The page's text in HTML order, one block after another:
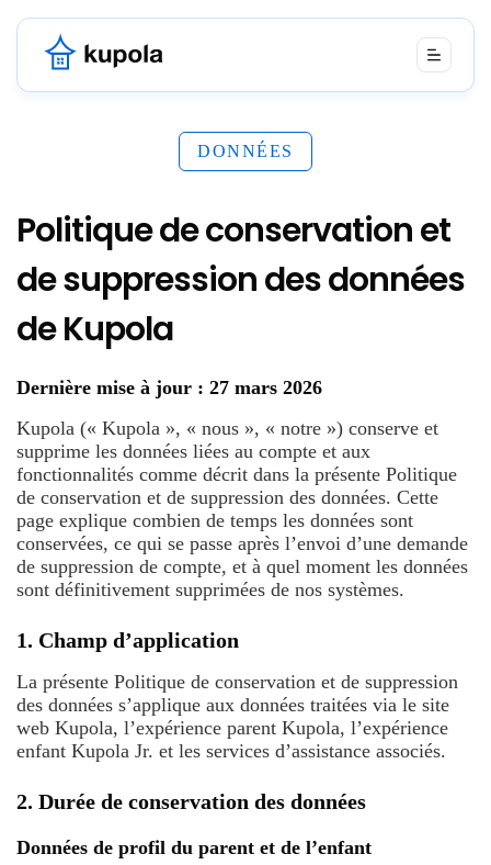
DONNÉES
Politique de conservation et
de suppression des données
de Kupola
Dernière mise à jour : 27 mars 2026
Kupola (« Kupola », « nous », « notre ») conserve et
supprime les données liées au compte et aux
fonctionnalités comme décrit dans la présente Politique
de conservation et de suppression des données. Cette
page explique combien de temps les données sont
conservées, ce qui se passe après l’envoi d’une demande
de suppression de compte, et à quel moment les données
sont définitivement supprimées de nos systèmes.
1. Champ d’application
La présente Politique de conservation et de suppression
des données s’applique aux données traitées via le site
web Kupola, l’expérience parent Kupola, l’expérience
enfant Kupola Jr. et les services d’assistance associés.
2. Durée de conservation des données
Données de profil du parent et de l’enfant